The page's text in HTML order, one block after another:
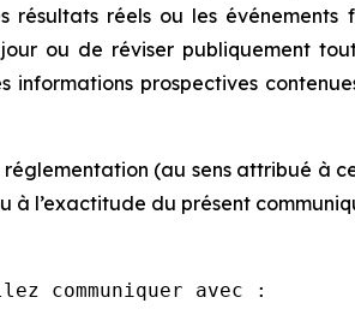
réels ou les
ou de réviser publiquement
prospectives
(au sens attribué à
à l’exactitude du présent
communiquer avec :